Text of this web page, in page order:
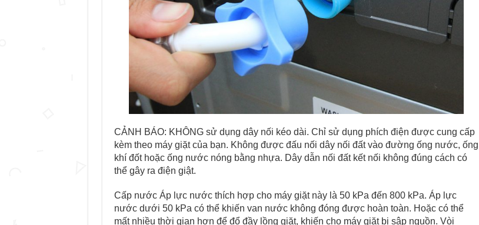
CẢNH BÁO: KHÔNG sử dụng dây nối kéo dài. Chỉ sử dụng phích điện được cung cấp
kèm theo máy giặt của bạn. Không được đấu nối dây nối đất vào đường ống nước, ống
khí đốt hoặc ống nước nóng bằng nhựa. Dây dẫn nối đất kết nối không đúng cách có
thể gây ra điện giật.
Cấp nước Áp lực nước thích hợp cho máy giặt này là 50 kPa đến 800 kPa. Áp lực
nước dưới 50 kPa có thể khiến van nước không đóng được hoàn toàn. Hoặc có thể
mất nhiều thời gian hơn để đổ đầy lồng giặt, khiến cho máy giặt bị sập nguồn. Vòi